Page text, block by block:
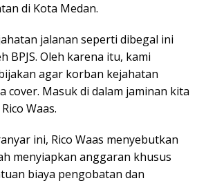
di Kota Medan.
jalanan seperti dibegal ini
BPJS. Oleh karena itu, kami
agar korban kejahatan
cover. Masuk di dalam jaminan kita
Waas.
ini, Rico Waas menyebutkan
menyiapkan anggaran khusus
biaya pengobatan dan